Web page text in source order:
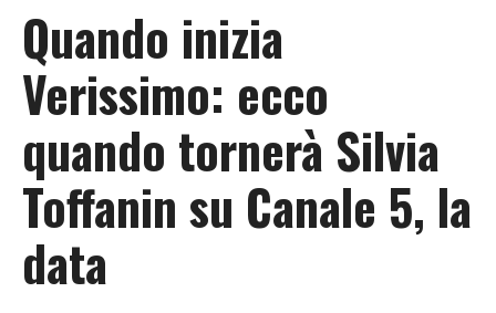
Quando inizia
Verissimo: ecco
quando tornerà Silvia
Toffanin su Canale 5, la
data